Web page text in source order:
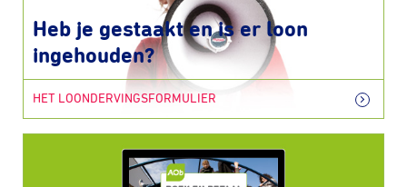
Heb je gestaakt en is er loon
ingehouden?
HET LOONDERVINGSFORMULIER